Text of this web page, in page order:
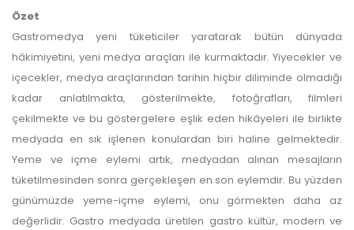
Dergiye makale
sonraki öndenetim,
Alan Editörü değerlendirmesi
Dergipark üzerinden
gerçekleştirilmektedir.
Özet
Gastromedya yeni tüketiciler yaratarak bütün dünyada
hâkimiyetini, yeni medya araçları ile kurmaktadır. Yiyecekler ve
içecekler, medya araçlarından tarihin hiçbir diliminde olmadığı
kadar anlatılmakta, gösterilmekte, fotoğrafları, filmleri
çekilmekte ve bu göstergelere eşlik eden hikâyeleri ile birlikte
medyada en sık işlenen konulardan biri haline gelmektedir.
Yeme ve içme eylemi artık, medyadan alınan mesajların
tüketilmesinden sonra gerçekleşen en son eylemdir. Bu yüzden
günümüzde yeme-içme eylemi, onu görmekten daha az
değerlidir. Gastro medyada üretilen gastro kültür, modern ve